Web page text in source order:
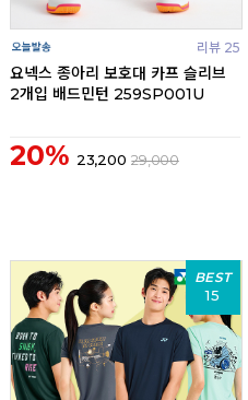
리뷰 25
요넥스 종아리 보호대 카프 슬리브
2개입 배드민턴 259SP001U
20% 23,200 29,000
BEST
15